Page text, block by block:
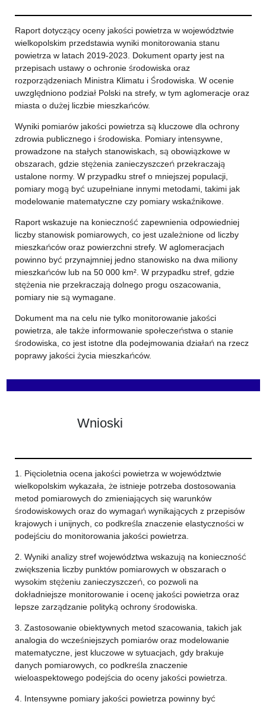
Raport dotyczący oceny jakości powietrza w województwie
wielkopolskim przedstawia wyniki monitorowania stanu
powietrza w latach 2019-2023. Dokument oparty jest na
przepisach ustawy o ochronie środowiska oraz
rozporządzeniach Ministra Klimatu i Środowiska. W ocenie
uwzględniono podział Polski na strefy, w tym aglomeracje oraz
miasta o dużej liczbie mieszkańców.
Wyniki pomiarów jakości powietrza są kluczowe dla ochrony
zdrowia publicznego i środowiska. Pomiary intensywne,
prowadzone na stałych stanowiskach, są obowiązkowe w
obszarach, gdzie stężenia zanieczyszczeń przekraczają
ustalone normy. W przypadku stref o mniejszej populacji,
pomiary mogą być uzupełniane innymi metodami, takimi jak
modelowanie matematyczne czy pomiary wskaźnikowe.
Raport wskazuje na konieczność zapewnienia odpowiedniej
liczby stanowisk pomiarowych, co jest uzależnione od liczby
mieszkańców oraz powierzchni strefy. W aglomeracjach
powinno być przynajmniej jedno stanowisko na dwa miliony
mieszkańców lub na 50 000 km². W przypadku stref, gdzie
stężenia nie przekraczają dolnego progu oszacowania,
pomiary nie są wymagane.
Dokument ma na celu nie tylko monitorowanie jakości
powietrza, ale także informowanie społeczeństwa o stanie
środowiska, co jest istotne dla podejmowania działań na rzecz
poprawy jakości życia mieszkańców.
Wnioski
1. Pięcioletnia ocena jakości powietrza w województwie
wielkopolskim wykazała, że istnieje potrzeba dostosowania
metod pomiarowych do zmieniających się warunków
środowiskowych oraz do wymagań wynikających z przepisów
krajowych i unijnych, co podkreśla znaczenie elastyczności w
podejściu do monitorowania jakości powietrza.
2. Wyniki analizy stref województwa wskazują na konieczność
zwiększenia liczby punktów pomiarowych w obszarach o
wysokim stężeniu zanieczyszczeń, co pozwoli na
dokładniejsze monitorowanie i ocenę jakości powietrza oraz
lepsze zarządzanie polityką ochrony środowiska.
3. Zastosowanie obiektywnych metod szacowania, takich jak
analogia do wcześniejszych pomiarów oraz modelowanie
matematyczne, jest kluczowe w sytuacjach, gdy brakuje
danych pomiarowych, co podkreśla znaczenie
wieloaspektowego podejścia do oceny jakości powietrza.
4. Intensywne pomiary jakości powietrza powinny być